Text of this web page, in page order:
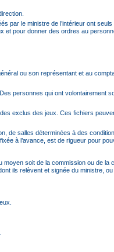
par le ministre de l’intérieur ont seuls
et pour donner des ordres au
ou son représentant et au
personnes qui ont volontairement
exclus des jeux. Ces fichiers
de salles déterminées à des
à l’avance, est de rigueur pour
soit de la commission ou de la
ils relèvent et signée du ministre,